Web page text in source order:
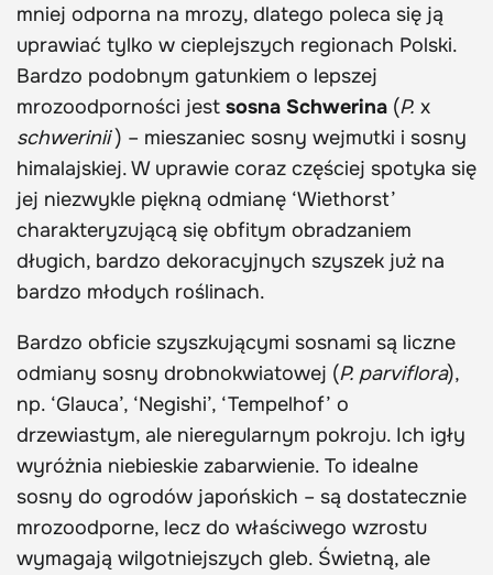
mniej odporna na mrozy, dlatego poleca się ją
uprawiać tylko w cieplejszych regionach Polski.
Bardzo podobnym gatunkiem o lepszej
mrozoodporności jest sosna Schwerina (P. x
schwerinii) – mieszaniec sosny wejmutki i sosny
himalajskiej. W uprawie coraz częściej spotyka się
jej niezwykle piękną odmianę ‘Wiethorst’
charakteryzującą się obfitym obradzaniem
długich, bardzo dekoracyjnych szyszek już na
bardzo młodych roślinach.
Bardzo obficie szyszkującymi sosnami są liczne
odmiany sosny drobnokwiatowej (P. parviflora),
np. ‘Glauca’, ‘Negishi’, ‘Tempelhof’ o
drzewiastym, ale nieregularnym pokroju. Ich igły
wyróżnia niebieskie zabarwienie. To idealne
sosny do ogrodów japońskich – są dostatecznie
mrozoodporne, lecz do właściwego wzrostu
wymagają wilgotniejszych gleb. Świetną, ale